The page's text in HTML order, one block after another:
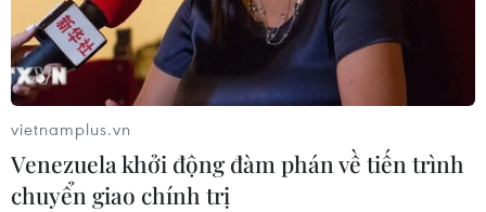
vietnamplus.vn
Venezuela khởi động đàm phán về tiến trình
chuyển giao chính trị